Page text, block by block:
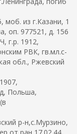
из г.Казани, 1
оп. 977521, д. 156
г.р. 1912,
РВК, гв.мл.с-
обл., Ржевский
Польша,
р-н,с.Мурзино,